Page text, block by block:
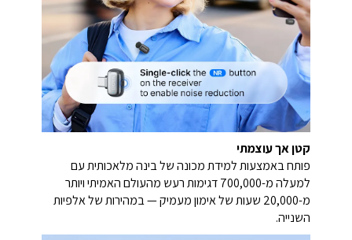
קטן אך עוצמתי
פותח באמצעות למידת מכונה של בינה מלאכותית עם
למעלה מ-700,000 דגימות רעש מהעולם האמיתי ויותר
מ-20,000 שעות של אימון מעמיק — במהירות של אלפיות
השנייה.